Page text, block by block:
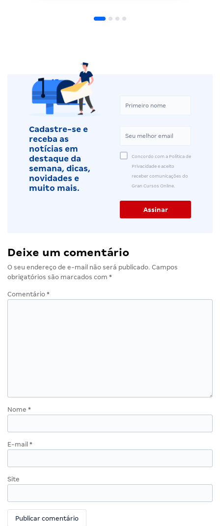
Cadastre-se e
receba as
notícias em
destaque da
semana, dicas,
novidades e
muito mais.
Concordo com a Política de
Privacidade e aceito
receber comunicações do
Gran Cursos Online.
Deixe um comentário
O seu endereço de e-mail não será publicado. Campos
obrigatórios são marcados com *
Comentário *
Nome *
E-mail *
Site